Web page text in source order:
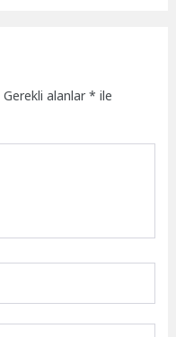
Gerekli alanlar* ile